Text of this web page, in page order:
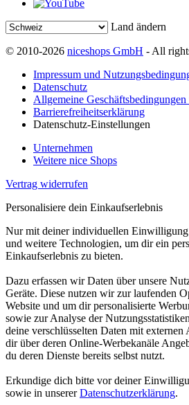
Land ändern
© 2010-2026 niceshops GmbH - All
Impressum und
Datenschutz
Allgemeine
Barrierefreiheitserklärung
Datenschutz-Einstellungen
Unternehmen
Weitere nice Shops
Vertrag widerrufen
Personalisiere dein Einkaufserlebnis
Nur mit deiner individuellen
und weitere Technologien, um dir ein
Einkaufserlebnis zu bieten.
Dazu erfassen wir Daten über unsere
Geräte. Diese nutzen wir zur laufenden
Website und um dir personalisierte
sowie zur Analyse der
deine verschlüsselten Daten mit externen
dir über deren Online-Werbekanäle
du deren Dienste bereits selbst nutzt.
Erkundige dich bitte vor deiner
sowie in unsererDatenschutzerklärung.